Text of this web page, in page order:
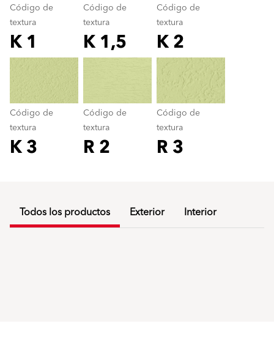
Código de
textura
K 1
Código de
textura
K 1,5
Código de
textura
K 2
Código de
textura
K 3
Código de
textura
R 2
Código de
textura
R 3
Código de textura
color_name
Todos los productos Exterior Interior